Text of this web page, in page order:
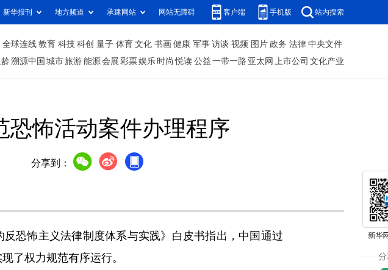
新华报刊 地方频道 承建网站 网站无障碍 客户端 手机版 站内搜索
全球连线 教育 科技 科创 量子 体育 文化 书画 健康 军事 访谈 视频 图片 政务 法律 中央文件
溯源中国 城市旅游 能源 会展 彩票娱乐 时尚 悦读 公益 一带一路 亚太网 上市公司 文化产业
恐怖活动案件办理程序
分享到：
怖主义法律制度体系与实践》白皮书指出，中国通过
了权力规范有序运行。